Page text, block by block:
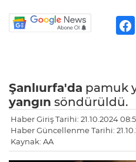
Şanlıurfa'da pamuk
yangın söndürüldü.
Haber Giriş Tarihi: 21.10.2024
Haber Güncellenme Tarihi:
Kaynak: AA